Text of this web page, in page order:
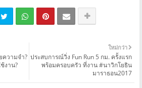
ใหม่กว่า
ประสบการณ์วิ่ง Fun Run 5 กม. ครั้งแรก
พร้อมครอบครัว ที่งาน #นาวิกโยธิน
มาราธอน2017
วามจำ?
งาน?